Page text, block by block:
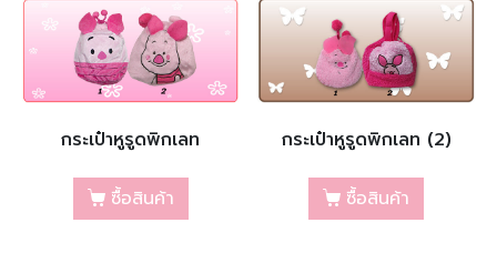
กระเป๋าหูรูดพิกเลท
ซื้อสินค้า
กระเป๋าหูรูดพิกเลท (2)
ซื้อสินค้า